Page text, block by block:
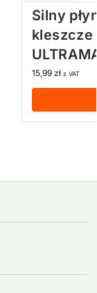
Silny
kleszcze
15,99 zł z VAT